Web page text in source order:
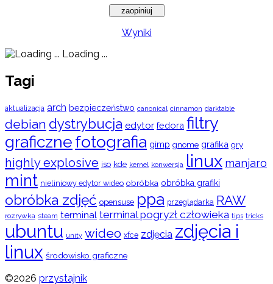
Wyniki
Loading ...
Tagi
aktualizacja arch bezpieczeństwo canonical cinnamon darktable
debian dystrybucja edytor fedora filtry
graficznefotografia gimp gnome grafika gry
highly explosive iso kde kernel konwersja linux manjaro
mint nieliniowy edytor wideo obróbka obróbka grafiki
obróbka zdjęć opensuse ppa przeglądarka RAW
rozrywka steam terminal terminal pogryzł człowieka tips tricks
ubuntu unity wideo xfce zdjęcia zdjęcia i
linux środowisko graficzne
©2026 przystajnik